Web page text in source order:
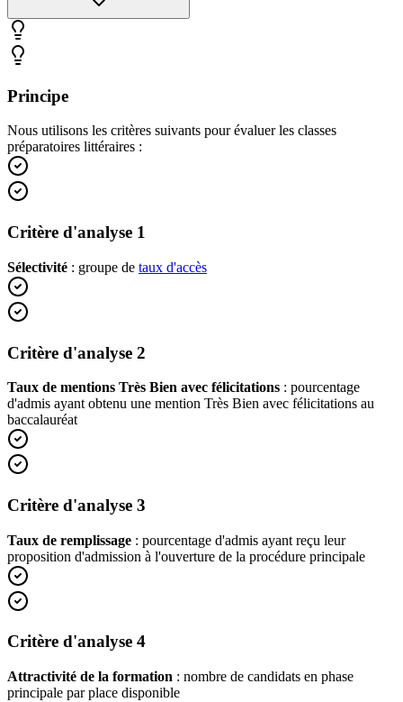
Principe
Nous utilisons les critères suivants pour évaluer les classes
préparatoires littéraires :
Critère d'analyse 1
Sélectivité : groupe de taux d'accès
Critère d'analyse 2
Taux de mentions Très Bien avec félicitations : pourcentage
d'admis ayant obtenu une mention Très Bien avec félicitations au
baccalauréat
Critère d'analyse 3
Taux de remplissage : pourcentage d'admis ayant reçu leur
proposition d'admission à l'ouverture de la procédure principale
Critère d'analyse 4
Attractivité de la formation : nombre de candidats en phase
principale par place disponible